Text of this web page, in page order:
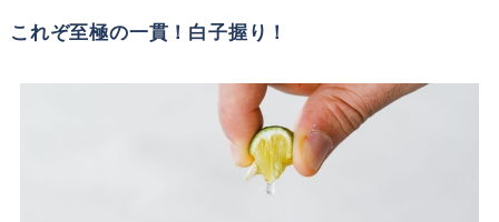
これぞ至極の一貫！白子握り！